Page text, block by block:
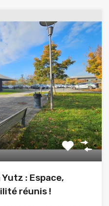
: Espace,
réunis !